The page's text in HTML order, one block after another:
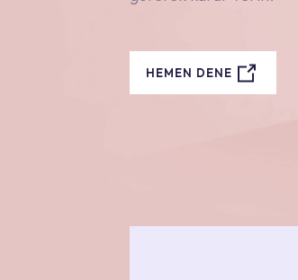
HEMEN DENE